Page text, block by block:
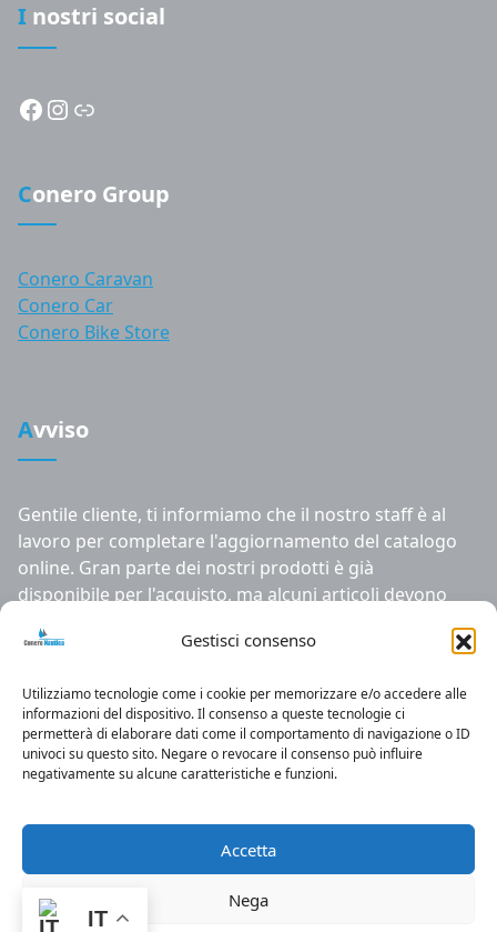
Gestisci consenso
Utilizziamo tecnologie come i cookie per memorizzare e/o accedere alle
informazioni del dispositivo. Il consenso a queste tecnologie ci
permetterà di elaborare dati come il comportamento di navigazione o ID
univoci su questo sito. Negare o revocare il consenso può influire
negativamente su alcune caratteristiche e funzioni.
Accetta
Nega
I nostri social
Facebook
Instagram
Conero Group
Conero Caravan
Conero Car
Conero Bike Store
Avviso
Gentile cliente, ti informiamo che il nostro staff è al
lavoro per completare l'aggiornamento del catalogo
online. Gran parte dei nostri prodotti è già
disponibile per l'acquisto, ma alcuni articoli devono
e la comprensione
KM. 309,700 - 60021 - CAMERANO (AN)
Partita IVA: 00390610426, Cod.fiscale:
REA: AN-75677, Capitale sociale:100000€
IT